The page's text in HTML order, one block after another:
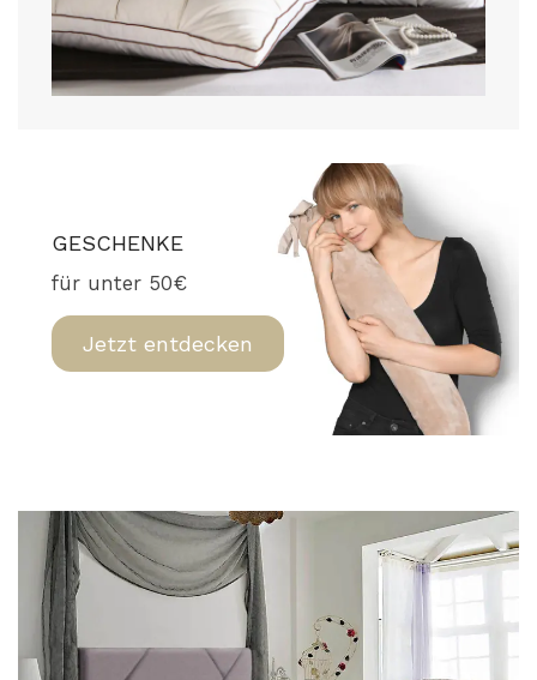
GESCHENKE
für unter 50€
Jetzt entdecken